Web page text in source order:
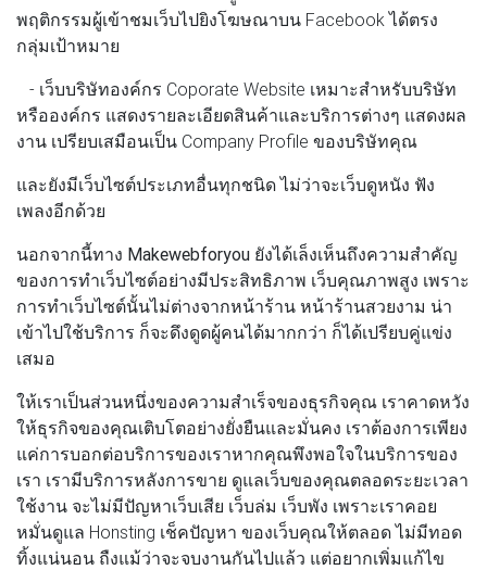
พฤติกรรมผู้เข้าชมเว็บไปยิงโฆษณาบน Facebook ได้ตรง
กลุ่มเป้าหมาย
- เว็บบริษัทองค์กร Coporate Website เหมาะสำหรับบริษัท
หรือองค์กร แสดงรายละเอียดสินค้าและบริการต่างๆ แสดงผล
งาน เปรียบเสมือนเป็น Company Profile ของบริษัทคุณ
และยังมีเว็บไซต์ประเภทอื่นทุกชนิด ไม่ว่าจะเว็บดูหนัง ฟัง
เพลงอีกด้วย
นอกจากนี้ทาง Makewebforyou ยังได้เล็งเห็นถึงความสำคัญ
ของการทำเว็บไซต์อย่างมีประสิทธิภาพ เว็บคุณภาพสูง เพราะ
การทำเว็บไซต์นั้นไม่ต่างจากหน้าร้าน หน้าร้านสวยงาม น่า
เข้าไปใช้บริการ ก็จะดึงดูดผู้คนได้มากกว่า ก็ได้เปรียบคู่แข่ง
เสมอ
ให้เราเป็นส่วนหนึ่งของความสำเร็จของธุรกิจคุณ เราคาดหวัง
ให้ธุรกิจของคุณเติบโตอย่างยั่งยืนและมั่นคง เราต้องการเพียง
แค่การบอกต่อบริการของเราหากคุณพึงพอใจในบริการของ
เรา เรามีบริการหลังการขาย ดูแลเว็บของคุณตลอดระยะเวลา
ใช้งาน จะไม่มีปัญหาเว็บเสีย เว็บล่ม เว็บพัง เพราะเราคอย
หมั่นดูแล Honsting เช็คปัญหา ของเว็บคุณให้ตลอด ไม่มีทอด
ทิ้งแน่นอน ถืงแม้ว่าจะจบงานกันไปแล้ว แต่อยากเพิ่มแก้ไข